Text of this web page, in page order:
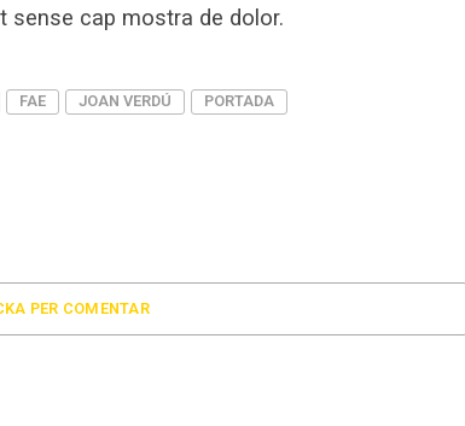
sense cap mostra de dolor.
FAE JOAN VERDÚ PORTADA
PER COMENTAR